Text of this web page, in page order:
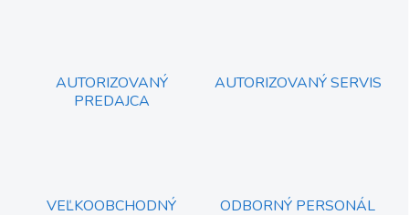
AUTORIZOVANÝ
PREDAJCA
AUTORIZOVANÝ SERVIS
VEĽKOOBCHODNÝ
ODBORNÝ PERSONÁL